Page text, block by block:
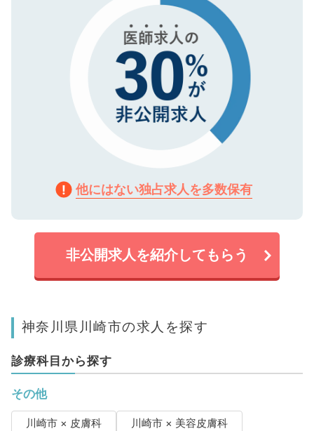
他にはない独占求人を多数保有
非公開求人を紹介してもらう
神奈川県川崎市の求人を探す
診療科目から探す
その他
川崎市 × 皮膚科 川崎市 × 美容皮膚科